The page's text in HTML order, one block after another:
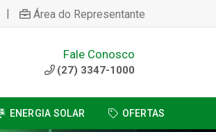
| Área do Representante
Fale Conosco
(27) 3347-1000
ENERGIA SOLAR OFERTAS